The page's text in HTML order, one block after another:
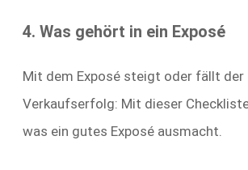
4. Was gehört in ein Exposé
Mit dem Exposé steigt oder fällt der
Verkaufserfolg: Mit dieser
was ein gutes Exposé ausmacht.